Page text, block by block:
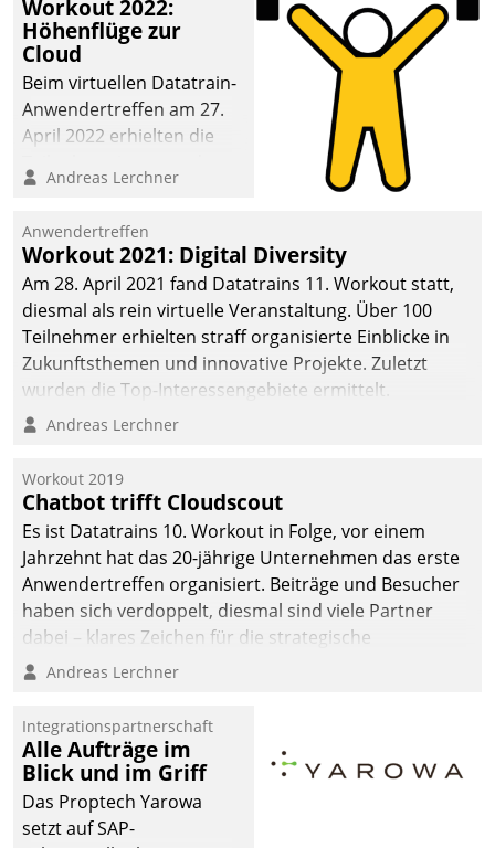
Workout 2022:
Höhenflüge zur
Cloud
Beim virtuellen Datatrain-
Anwendertreffen am 27.
April 2022 erhielten die
Teilnehmer kurzweilige
Cloud-Strategien und -
Lösungen mit hohem
Zukunftspotenzial.
Andreas Lerchner
Anwendertreffen
Workout 2021: Digital Diversity
Am 28. April 2021 fand Datatrains 11. Workout statt,
diesmal als rein virtuelle Veranstaltung. Über 100
Teilnehmer erhielten straff organisierte Einblicke in
Zukunftsthemen und innovative Projekte. Zuletzt
wurden die Top-Interessengebiete ermittelt.
Andreas Lerchner
Workout 2019
Chatbot trifft Cloudscout
Es ist Datatrains 10. Workout in Folge, vor einem
Jahrzehnt hat das 20-jährige Unternehmen das erste
Anwendertreffen organisiert. Beiträge und Besucher
haben sich verdoppelt, diesmal sind viele Partner
dabei – klares Zeichen für die strategische
Fokussierung auf den Kunden.
Andreas Lerchner
Integrationspartnerschaft
Alle Aufträge im
Blick und im Griff
Das Proptech Yarowa
setzt auf SAP-